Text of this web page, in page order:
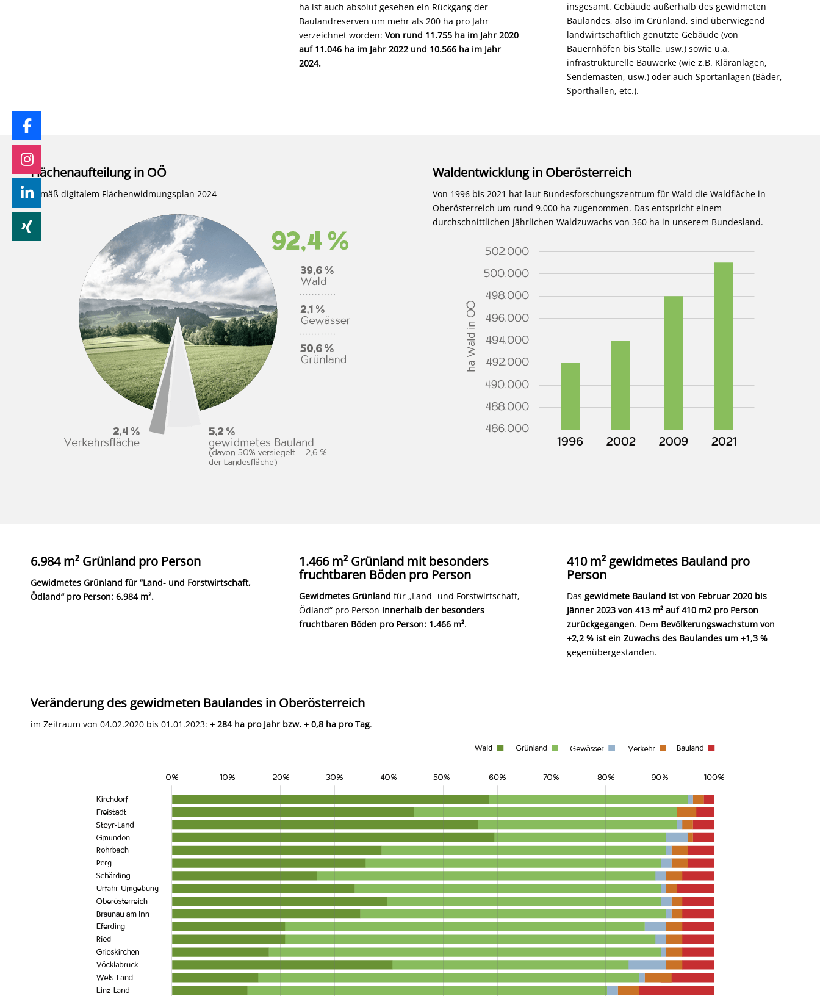
ha ist auch absolut gesehen ein Rückgang der
Baulandreserven um mehr als 200 ha pro Jahr
verzeichnet worden: Von rund 11.755 ha im Jahr 2020
auf 11.046 ha im Jahr 2022 und 10.566 ha im Jahr
2024.
insgesamt. Gebäude außerhalb des gewidmeten
Baulandes, also im Grünland, sind überwiegend
landwirtschaftlich genutzte Gebäude (von
Bauernhöfen bis Ställe, usw.) sowie u.a.
infrastrukturelle Bauwerke (wie z.B. Kläranlagen,
Sendemasten, usw.) oder auch Sportanlagen (Bäder,
Sporthallen, etc.).
Flächenaufteilung in OÖ
gemäß digitalem Flächenwidmungsplan 2024
Waldentwicklung in Oberösterreich
Von 1996 bis 2021 hat laut Bundesforschungszentrum für Wald die Waldfläche in
Oberösterreich um rund 9.000 ha zugenommen. Das entspricht einem
durchschnittlichen jährlichen Waldzuwachs von 360 ha in unserem Bundesland.
6.984 m² Grünland pro Person
Gewidmetes Grünland für ”Land- und Forstwirtschaft,
Ödland“ pro Person: 6.984 m².
1.466 m² Grünland mit besonders
fruchtbaren Böden pro Person
Gewidmetes Grünland für „Land- und Forstwirtschaft,
Ödland“ pro Person innerhalb der besonders
fruchtbaren Böden pro Person: 1.466 m².
410 m² gewidmetes Bauland pro
Person
Dasgewidmete Bauland ist von Februar 2020 bis
Jänner 2023 von 413 m² auf 410 m2 pro Person
zurückgegangen. Dem Bevölkerungswachstum von
+2,2 % ist ein Zuwachs des Baulandes um +1,3 %
gegenübergestanden.
Veränderung des gewidmeten Baulandes in Oberösterreich
im Zeitraum von 04.02.2020 bis 01.01.2023: + 284 ha pro Jahr bzw. + 0,8 ha pro Tag.